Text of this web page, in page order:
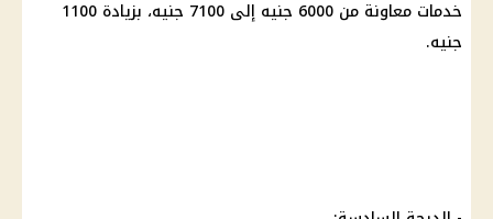
خدمات معاونة من 6000 جنيه إلى 7100 جنيه، بزيادة 1100
جنيه.